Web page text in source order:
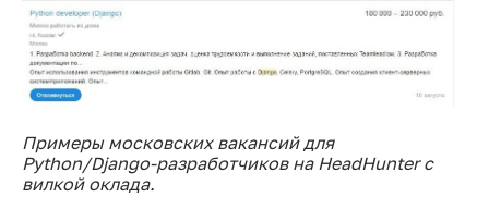
Примеры московских вакансий для
Python/Django-разработчиков на HeadHunter с
вилкой оклада.